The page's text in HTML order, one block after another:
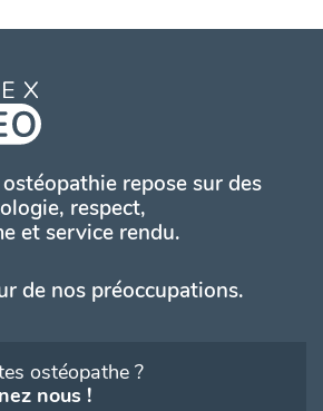
repose sur des
respect,
et service rendu.
de nos préoccupations.
ostéopathe ?
nous !